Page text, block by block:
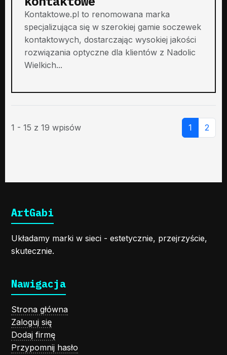
Kontaktowe.pl to renomowana marka
specjalizująca się w szerokiej gamie soczewek
kontaktowych, dostarczając wysokiej jakości
rozwiązania optyczne dla klientów z Nadolic
Wielkich...
1 - 15 z 19 wpisów 1 2
ArtGabi
Układamy marki w sieci - estetycznie, przejrzyście,
skutecznie.
Nawigacja
Strona główna
Zaloguj się
Dodaj firmę
Przypomnij hasło